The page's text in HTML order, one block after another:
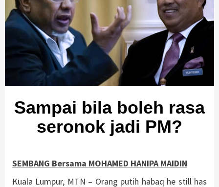
Sampai bila boleh rasa
seronok jadi PM?
SEMBANG Bersama MOHAMED HANIPA MAIDIN
Kuala Lumpur, MTN – Orang putih habaq he still has